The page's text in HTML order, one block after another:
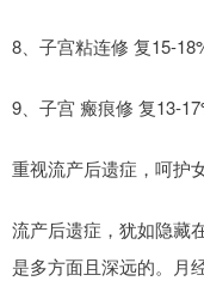
8、子宫粘连修 复15-
9、子宫 瘢痕修 复13-
重视流产后遗症，呵护
流产后遗症，犹如隐藏
是多方面且深远的。月